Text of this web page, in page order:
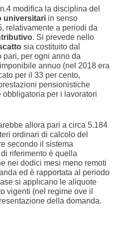
modifica la disciplina del
universitariin senso
relativamente a periodi da
. Si prevede nello
sia costituito dal
pari, per ogni anno da
annuo (nel 2018 era
per il 33 per cento,
pensionistiche
per i lavoratori
allora pari a circa 5.184
ordinari di calcolo del
secondo il sistema
riferimento è quella
nei dodici mesi meno remoti
ed è rapportata al periodo
si applicano le aliquote
vigenti (nel regime ove il
della domanda.